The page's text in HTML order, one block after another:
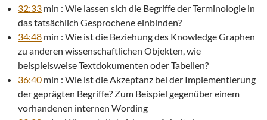
32:33 min : Wie lassen sich die Begriffe der Terminologie in
das tatsächlich Gesprochene einbinden?
34:48 min : Wie ist die Beziehung des Knowledge Graphen
zu anderen wissenschaftlichen Objekten, wie
beispielsweise Textdokumenten oder Tabellen?
36:40 min : Wie ist die Akzeptanz bei der Implementierung
der geprägten Begriffe? Zum Beispiel gegenüber einem
vorhandenen internen Wording